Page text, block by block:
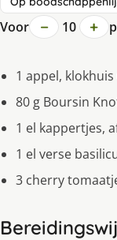
Voor − 10 +
1 appel,
80 g Boursin
1 el kappertjes,
1 el verse
3 cherry